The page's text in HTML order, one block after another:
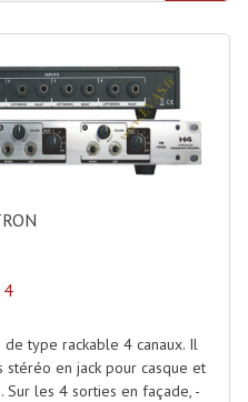
Et Accessoires
Et Écran LCD
Régie
Lecteurs CD
Disques Vinyls
Contrôleur DJ
La Lumière
4
type rackable 4 canaux. Il
en jack pour casque et
Sur les 4 sorties en façade, -